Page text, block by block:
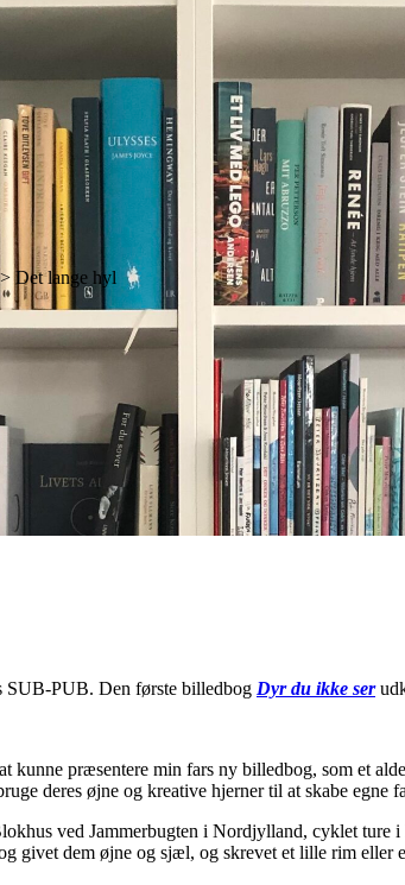
Det lange hyl
SUB-PUB. Den første billedbog Dyr du ikke ser
kunne præsentere min fars ny billedbog, som et
deres øjne og kreative hjerner til at skabe egne
ved Jammerbugten i Nordjylland, cyklet ture
givet dem øjne og sjæl, og skrevet et lille rim